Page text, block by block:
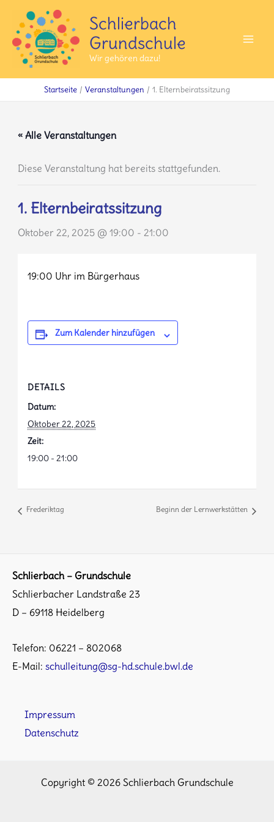
Inhalt
springen
Schlierbach
Grundschule
Wir gehören dazu!
Startseite Veranstaltungen 1. Elternbeiratssitzung
« Alle Veranstaltungen
Diese Veranstaltung hat bereits stattgefunden.
1. Elternbeiratssitzung
Oktober 22, 2025 @ 19:00 - 21:00
19:00 Uhr im Bürgerhaus
Zum Kalender hinzufügen
DETAILS
Datum:
Oktober 22, 2025
Zeit:
19:00 - 21:00
Frederiktag Beginn der Lernwerkstätten
Schlierbach – Grundschule
Schlierbacher Landstraße 23
D – 69118 Heidelberg
Telefon: 06221 – 802068
E-Mail: schulleitung@sg-hd.schule.bwl.de
Impressum
Datenschutz
Copyright © 2026 Schlierbach Grundschule